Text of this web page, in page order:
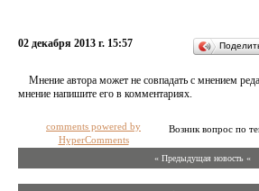
02 декабря 2013 г. 15:57
Мнение автора может не совпадать с мнением
мнение напишите его в комментариях.
Возник вопрос по
comments powered by
HyperComments
« Предыдущая новость «